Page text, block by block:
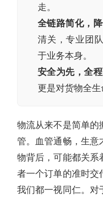
走。
全链路简化，
清关，专业团
于业务本身。
安全为先，全
更是对货物全生
物流从来不是简单的
管。血管通畅，生意
物背后，可能都关系
者一个订单的准时交
我们都一视同仁。对